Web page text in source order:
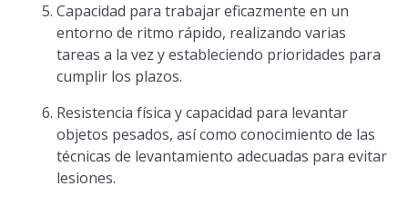
Capacidad para trabajar eficazmente en un
entorno de ritmo rápido, realizando varias
tareas a la vez y estableciendo prioridades para
cumplir los plazos.
Resistencia física y capacidad para levantar
objetos pesados, así como conocimiento de las
técnicas de levantamiento adecuadas para evitar
lesiones.